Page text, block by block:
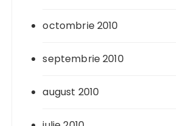
octombrie 2010
septembrie 2010
august 2010